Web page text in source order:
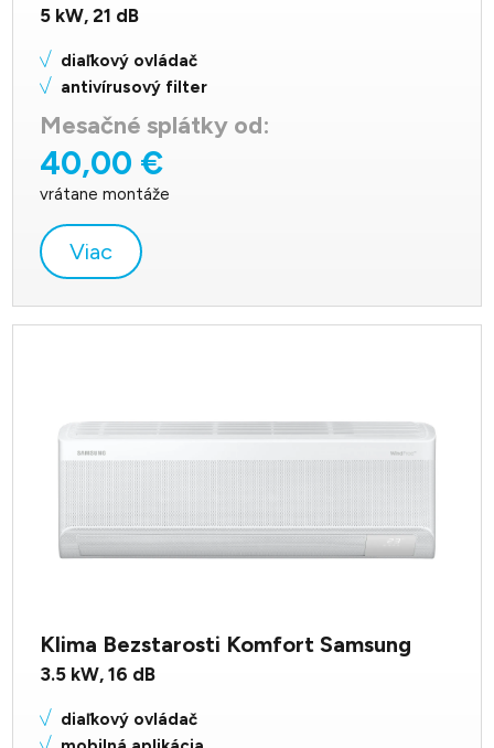
5 kW,21 dB
diaľkový ovládač
antivírusový filter
Mesačné splátky od:
40,00 €
vrátane montáže
Viac
Klima Bezstarosti Komfort Samsung
3.5 kW,16 dB
diaľkový ovládač